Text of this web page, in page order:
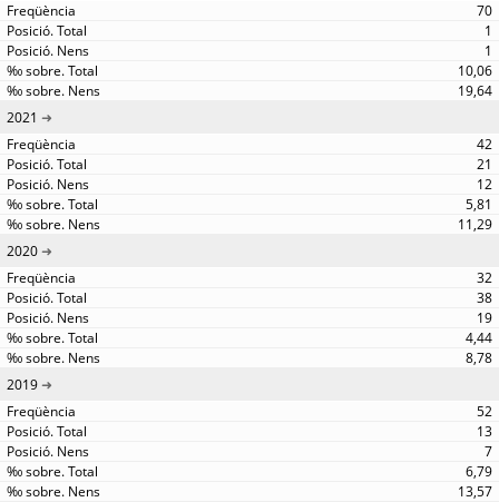
70
1
1
10,06
19,64
2021
42
21
12
5,81
11,29
2020
32
38
19
4,44
8,78
2019
52
13
7
6,79
13,57